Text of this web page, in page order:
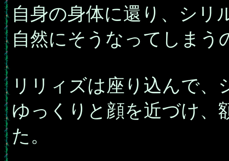
自身の身体に還り、シリ
自然にそうなってしまう
リリィズは座り込んで、
ゆっくりと顔を近づけ、
た。